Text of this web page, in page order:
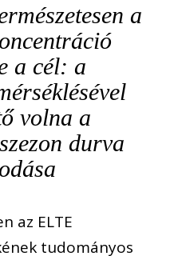
a
a cél: a
volna a
durva
az ELTE
tudományos